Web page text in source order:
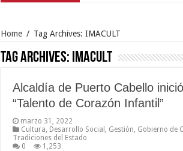
Home / Tag Archives: IMACULT
Tag Archives: IMACULT
Alcaldía de Puerto Cabello
“Talento de Corazón Infantil”
marzo 31, 2022
Cultura Desarrollo Social Gestión Gobierno de
Tradiciones del Estado
0
1,253